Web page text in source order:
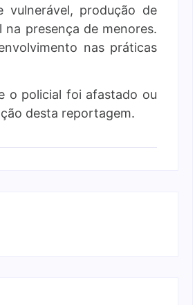
produção de
presença de menores.
nas práticas
o policial foi afastado ou
desta reportagem.